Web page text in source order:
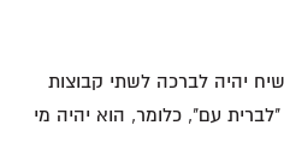
המשיח יהיה לברכה לשתי קבוצות
עם", כלומר, הוא יהיה מי